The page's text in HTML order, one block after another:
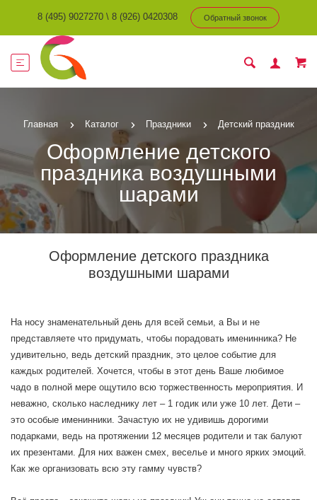
8 (495) 9027270 \ 8 (926) 0420308 Обратный звонок
Главная Каталог Праздники Детский праздник
Оформление детского
праздника воздушными
шарами
Оформление детского праздника
воздушными шарами
На носу знаменательный день для всей семьи, а Вы и не
представляете что придумать, чтобы порадовать именинника? Не
удивительно, ведь детский праздник, это целое событие для
каждых родителей. Хочется, чтобы в этот день Ваше любимое
чадо в полной мере ощутило всю торжественность мероприятия. И
неважно, сколько наследнику лет – 1 годик или уже 10 лет. Дети –
это особые именинники. Зачастую их не удивишь дорогими
подарками, ведь на протяжении 12 месяцев родители и так балуют
их презентами. Для них важен смех, веселье и много ярких эмоций.
Как же организовать всю эту гамму чувств?